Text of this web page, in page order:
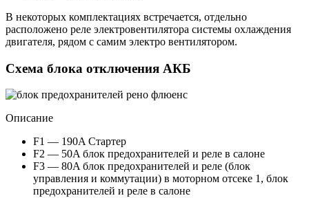
В некоторых комплектациях встречается, отдельно
расположено реле электровентилятора системы охлаждения
двигателя, рядом с самим электро вентилятором.
Схема блока отключения АКБ
Описание
F1 — 190A Стартер
F2 — 50A блок предохранителей и реле в салоне
F3 — 80A блок предохранителей и реле (блок
управления и коммутации) в моторном отсеке 1, блок
предохранителей и реле в салоне